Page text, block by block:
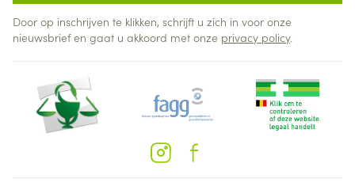
Door op inschrijven te klikken, schrijft u zich in voor onze
nieuwsbrief en gaat u akkoord met onze privacy policy.